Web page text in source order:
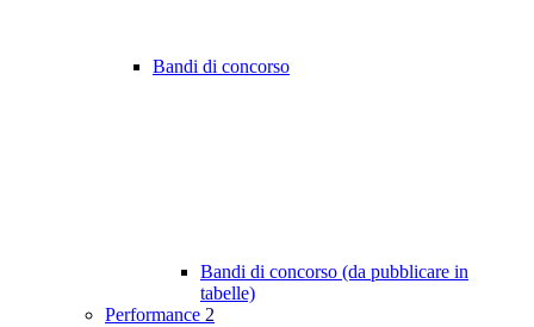
Bandi di concorso
Bandi di concorso (da pubblicare in
tabelle)
Performance 2